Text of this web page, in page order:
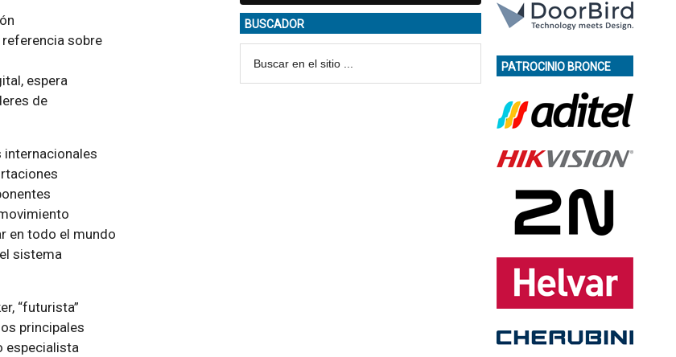
sobre
espera
de
internacionales
en todo el mundo
sistema
“futurista”
principales
especialista
BUSCADOR
PATROCINIO BRONCE